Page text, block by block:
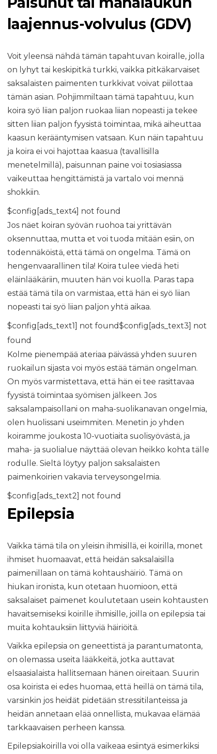
laajennus-volvulus (GDV)
Voit yleensä nähdä tämän tapahtuvan koiralle, jolla
on lyhyt tai keskipitkä turkki, vaikka pitkäkarvaiset
saksalaisten paimenten turkkivat voivat piilottaa
tämän asian. Pohjimmiltaan tämä tapahtuu, kun
koira syö liian paljon ruokaa liian nopeasti ja tekee
sitten liian paljon fyysistä toimintaa, mikä aiheuttaa
kaasun kerääntymisen vatsaan. Kun näin tapahtuu
ja koira ei voi hajottaa kaasua (tavallisilla
menetelmillä), paisunnan paine voi tosiasiassa
vaikeuttaa hengittämistä ja vartalo voi mennä
shokkiin.
$config[ads_text4] not found
Jos näet koiran syövän ruohoa tai yrittävän
oksennuttaa, mutta et voi tuoda mitään esiin, on
todennäköistä, että tämä on ongelma. Tämä on
hengenvaarallinen tila! Koira tulee viedä heti
eläinlääkäriin, muuten hän voi kuolla. Paras tapa
estää tämä tila on varmistaa, että hän ei syö liian
nopeasti tai syö liian paljon yhtä aikaa.
$config[ads_text1] not found$config[ads_text3] not
found
Kolme pienempää ateriaa päivässä yhden suuren
ruokailun sijasta voi myös estää tämän ongelman.
On myös varmistettava, että hän ei tee rasittavaa
fyysistä toimintaa syömisen jälkeen. Jos
saksalampaisollani on maha-suolikanavan ongelmia,
olen huolissani useimmiten. Menetin jo yhden
koiramme joukosta 10-vuotiaita suolisyövästä, ja
maha- ja suolialue näyttää olevan heikko kohta tälle
rodulle. Sieltä löytyy paljon saksalaisten
paimenkoirien vakavia terveysongelmia.
$config[ads_text2] not found
Epilepsia
Vaikka tämä tila on yleisin ihmisillä, ei koirilla, monet
ihmiset huomaavat, että heidän saksalaisilla
paimenillaan on tämä kohtaushäiriö. Tämä on
hiukan ironista, kun otetaan huomioon, että
saksalaiset paimenet koulutetaan usein kohtausten
havaitsemiseksi koirille ihmisille, joilla on epilepsia tai
muita kohtauksiin liittyviä häiriöitä.
Vaikka epilepsia on geneettistä ja parantumatonta,
on olemassa useita lääkkeitä, jotka auttavat
elsaasialaista hallitsemaan hänen oireitaan. Suurin
osa koirista ei edes huomaa, että heillä on tämä tila,
varsinkin jos heidät pidetään stressitilanteissa ja
heidän annetaan elää onnellista, mukavaa elämää
tarkkaavaisen perheen kanssa.
Epilepsiakoirilla voi olla vaikeaa esiintyä esimerkiksi